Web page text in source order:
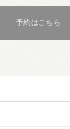
予約はこちら